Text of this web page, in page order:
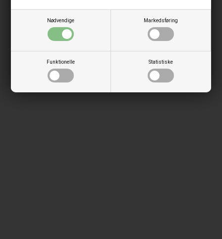
Nødvendige Markedsføring
Funktionelle Statistiske